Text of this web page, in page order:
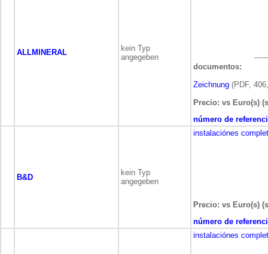
ALLMINERAL
kein Typ
angegeben
documentos:
Zeichnung (PDF,
Precio: vs Euro(s)
número de
B&D
kein Typ
angegeben
instalaciónes
Precio: vs Euro(s)
número de
instalaciónes